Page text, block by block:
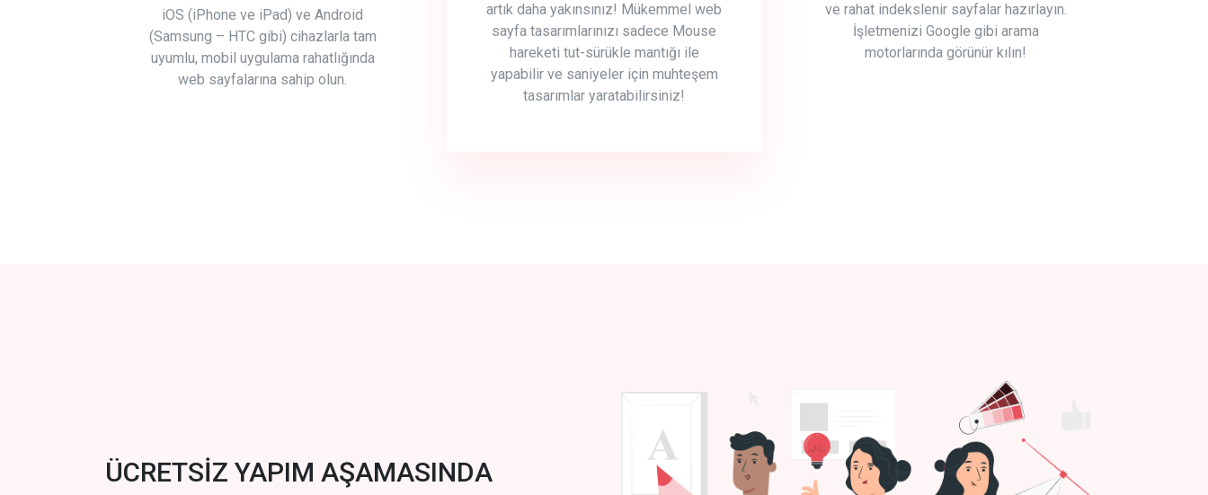
iOS (iPhone ve iPad) ve Android
(Samsung – HTC gibi) cihazlarla tam
uyumlu, mobil uygulama rahatlığında
web sayfalarına sahip olun.
artık daha yakınsınız! Mükemmel web
sayfa tasarımlarınızı sadece Mouse
hareketi tut-sürükle mantığı ile
yapabilir ve saniyeler için muhteşem
tasarımlar yaratabilirsiniz!
ve rahat indekslenir sayfalar hazırlayın.
İşletmenizi Google gibi arama
motorlarında görünür kılın!
ÜCRETSİZ YAPIM AŞAMASINDA